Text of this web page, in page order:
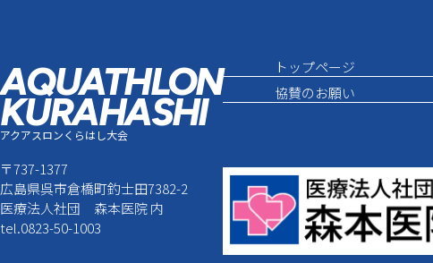
トップページ
協賛のお願い
AQUATHLON
KURAHASHI
アクアスロンくらはし大会
〒737-1377
広島県呉市倉橋町釣士田7382-2
医療法人社団 森本医院 内
tel.0823-50-1003